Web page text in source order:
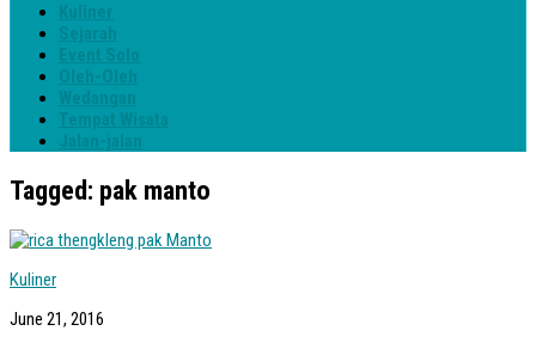
Kuliner
Sejarah
Event Solo
Oleh-Oleh
Wedangan
Tempat Wisata
Jalan-jalan
Tagged: pak manto
Kuliner
June 21, 2016